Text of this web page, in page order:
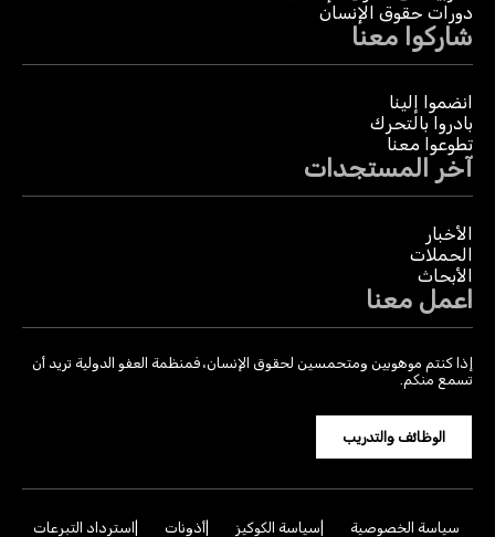
دورات حقوق الإنسان
شاركوا معنا
انضموا إلينا
بادروا بالتحرك
تطوعوا معنا
آخر المستجدات
الأخبار
الحملات
الأبحاث
اعمل معنا
إذا كنتم موهوبين ومتحمسين لحقوق الإنسان، فمنظمة العفو الدولية تريد أن
تسمع منكم.
الوظائف والتدريب
سياسة الخصوصية سياسة الكوكيز أذونات استرداد التبرعات